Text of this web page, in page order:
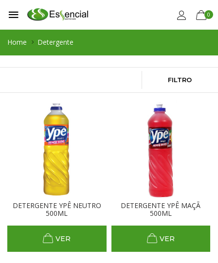
0
Home Detergente
FILTRO
DETERGENTE YPÊ NEUTRO
500ML
VER
DETERGENTE YPÊ MAÇÃ
500ML
VER